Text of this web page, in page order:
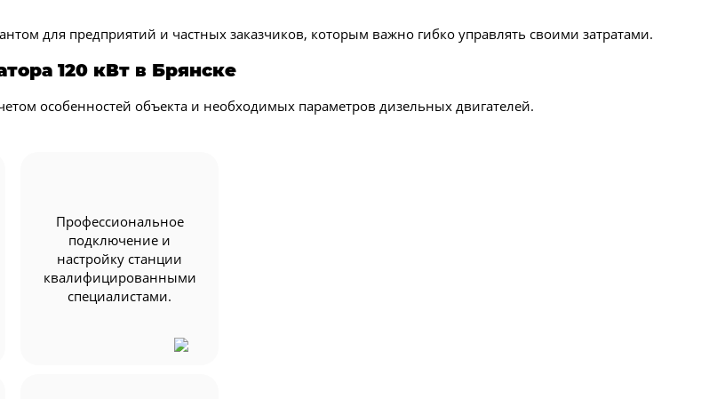
для предприятий и частных заказчиков, которым важно гибко управлять своими затратами.
120 кВт в Брянске
особенностей объекта и необходимых параметров дизельных двигателей.
Профессиональное
подключение и
настройку станции
квалифицированными
специалистами.